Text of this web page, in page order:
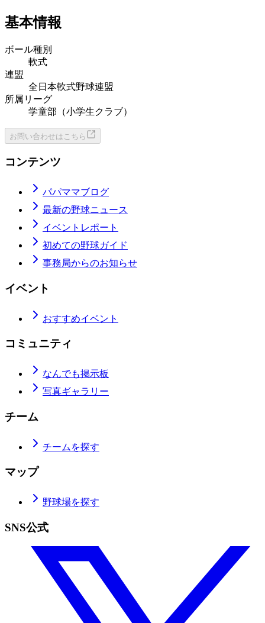
基本情報
ボール種別
軟式
連盟
全日本軟式野球連盟
所属リーグ
学童部（小学生クラブ）
お問い合わせはこちら
コンテンツ
パパママブログ
最新の野球ニュース
イベントレポート
初めての野球ガイド
事務局からのお知らせ
イベント
おすすめイベント
コミュニティ
なんでも掲示板
写真ギャラリー
チーム
チームを探す
マップ
野球場を探す
SNS公式